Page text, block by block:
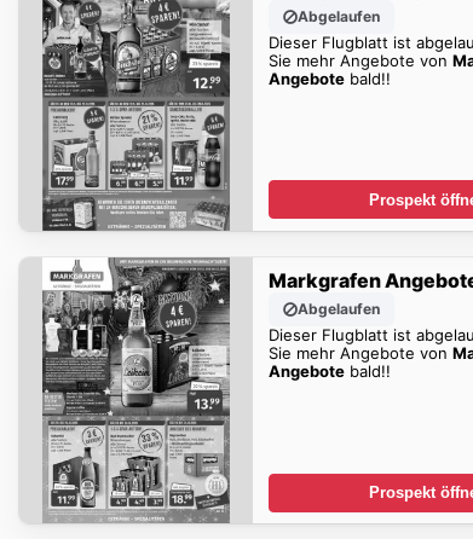
Abgelaufen
Dieser Flugblatt ist
Sie mehr Angebote von
Angebotebald!!
Prospekt
Markgrafen
Abgelaufen
Dieser Flugblatt ist
Sie mehr Angebote von
Angebotebald!!
Prospekt